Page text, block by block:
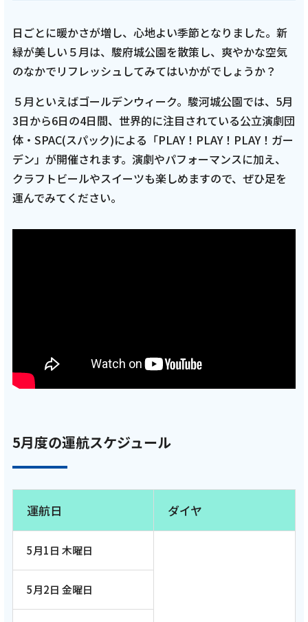
日ごとに暖かさが増し、心地よい季節となりました。新
緑が美しい５月は、駿府城公園を散策し、爽やかな空気
のなかでリフレッシュしてみてはいかがでしょうか？
５月といえばゴールデンウィーク。駿河城公園では、5月
3日から6日の4日間、世界的に注目されている公立演劇団
体・SPAC(スパック)による「PLAY！PLAY！PLAY！ガー
デン」が開催されます。演劇やパフォーマンスに加え、
クラフトビールやスイーツも楽しめますので、ぜひ足を
運んでみてください。
5月度の運航スケジュール
運航日 ダイヤ
5月1日 木曜日
5月2日 金曜日